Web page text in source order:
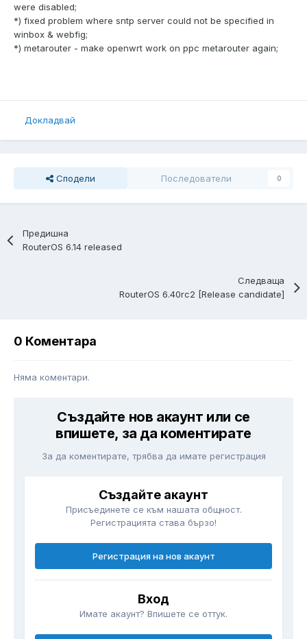
were disabled;
*) fixed problem where sntp server could not be specified in
winbox & webfig;
*) metarouter - make openwrt work on ppc metarouter again;
Докладвай
Сподели Последователи 0
Предишна
RouterOS 6.14 released
Следваща
RouterOS 6.40rc2 [Release candidate]
0 Коментара
Няма коментари.
Създайте нов акаунт или се
впишете, за да коментирате
За да коментирате, трябва да имате регистрация
Създайте акаунт
Присъединете се към нашата общност.
Регистрацията става бързо!
Регистрация на нов акаунт
Вход
Имате акаунт? Впишете се оттук.